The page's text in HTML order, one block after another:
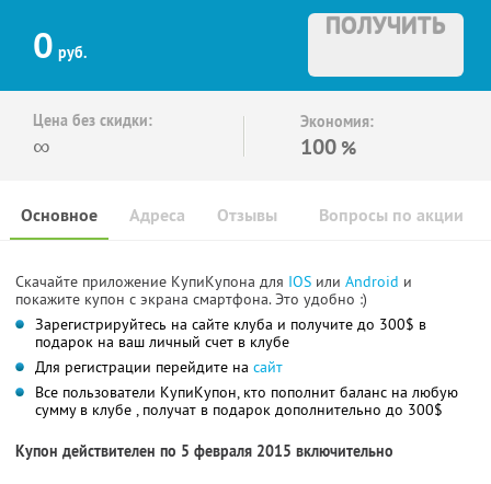
0 руб.
ПОЛУЧИТЬ
Цена без скидки:
∞
Экономия:
100 %
Основное Отзывы Вопросы по акции
Адреса
Скачайте приложение КупиКупона для IOS или Android и
покажите купон с экрана смартфона. Это удобно :)
Зарегистрируйтесь на сайте клуба и получите до 300$ в
подарок на ваш личный счет в клубе
Для регистрации перейдите на сайт
Все пользователи КупиКупон, кто пополнит баланс на любую
сумму в клубе , получат в подарок дополнительно до 300$
Купон действителен по 5 февраля 2015 включительно